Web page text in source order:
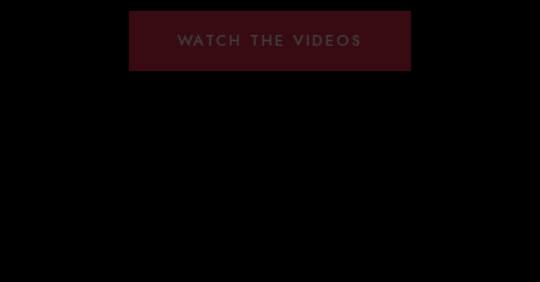
WATCH THE VIDEOS